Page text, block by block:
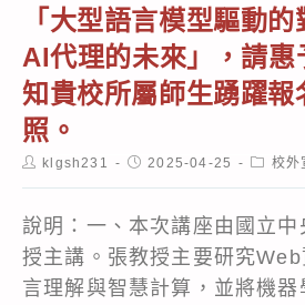
「大型語言模型驅動
AI代理的未來」，請惠
知貴校所屬師生踴躍報
照。
Postklgsh231
Post2025-04-25
Post校外
說明：一、本次講座由國立
授主講。張教授主要研究
言理解與智慧計算，並將機